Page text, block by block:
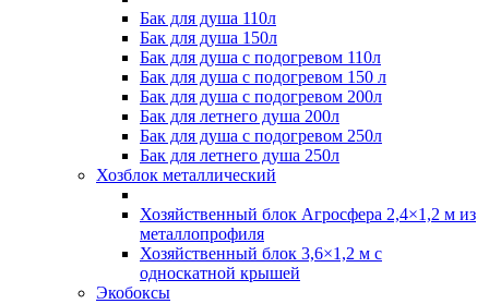
Бак для душа 110л
Бак для душа 150л
Бак для душа с подогревом 110л
Бак для душа с подогревом 150 л
Бак для душа с подогревом 200л
Бак для летнего душа 200л
Бак для душа с подогревом 250л
Бак для летнего душа 250л
Хозблок металлический
Хозяйственный блок Агросфера 2,4×1,2 м из
металлопрофиля
Хозяйственный блок 3,6×1,2 м с
односкатной крышей
Экобоксы